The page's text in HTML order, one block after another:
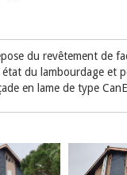
du revêtement de
état du lambourdage et
en lame de type